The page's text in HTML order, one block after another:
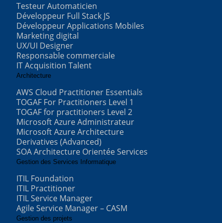
Testeur Automaticien
Développeur Full Stack JS
Développeur Applications Mobiles
Marketing digital
UX/UI Designer
Responsable commerciale
IT Acquisition Talent
Architecture
AWS Cloud Practitioner Essentials
TOGAF For Practitioners Level 1
TOGAF for practitioners Level 2
Microsoft Azure Administrateur
Microsoft Azure Architecture
Derivatives (Advanced)
SOA Architecture Orientée Services
Gestion des Services Informatique
ITIL Foundation
ITIL Practitioner
ITIL Service Manager
Agile Service Manager – CASM
Gestion des projets